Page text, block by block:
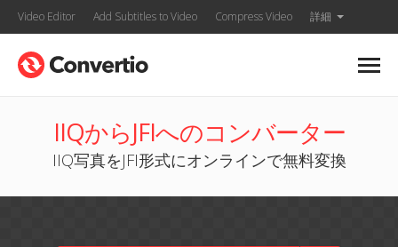
Video Editor Add Subtitles to Video Compress Video 詳細
IIQからJFIへのコンバーター
IIQ写真をJFI形式にオンラインで無料変換